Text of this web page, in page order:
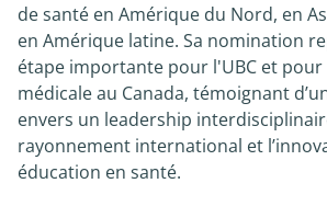
de santé en Amérique du Nord, en
en Amérique latine. Sa nomination
étape importante pour l'UBC et pour
médicale au Canada, témoignant
envers un leadership
rayonnement international et
éducation en santé.